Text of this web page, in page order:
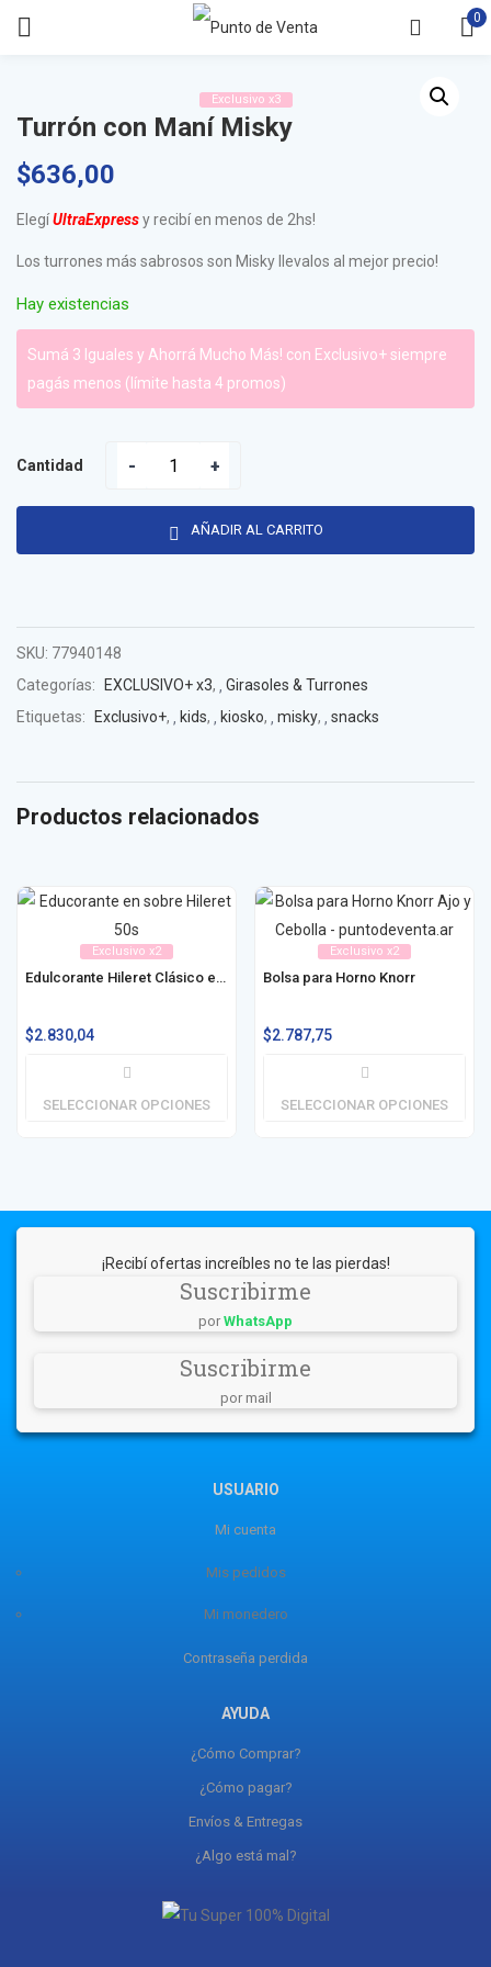
0
Exclusivo x3
Turrón con Maní Misky
$636,00
ElegíUltraExpressy recibí en menos de 2hs!
Los turrones más sabrosos son Misky llevalos al mejor precio!
Hay existencias
Sumá 3 Iguales y Ahorrá Mucho Más! con Exclusivo+ siempre
pagás menos (límite hasta 4 promos)
Cantidad
AÑADIR AL CARRITO
SKU: 77940148
Categorías:
EXCLUSIVO+ x3,
Girasoles & Turrones
Etiquetas:
Exclusivo+, kids, kiosko, misky, snacks
Productos relacionados
Exclusivo x2
Edulcorante Hileret Clásico en Sobre 50u / 100u
$2.830,04
SELECCIONAR OPCIONES
Exclusivo x2
Bolsa para Horno Knorr
$2.787,75
SELECCIONAR OPCIONES
¡Recibí ofertas increíbles no te las pierdas!
Suscribirme
por WhatsApp
Suscribirme
por mail
USUARIO
Mi cuenta
Mis pedidos
Mi monedero
Contraseña perdida
AYUDA
¿Cómo Comprar?
¿Cómo pagar?
Envíos & Entregas
¿Algo está mal?